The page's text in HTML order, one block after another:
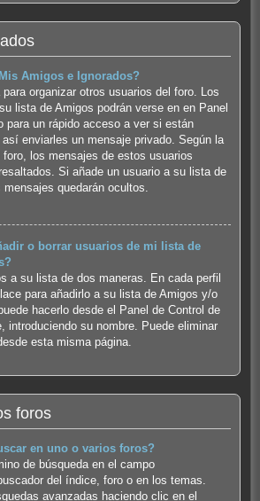
Amigos e Ignorados?
organizar otros usuarios del foro. Los
lista de Amigos podrán verse en en Panel
para un rápido acceso a ver si están
enviarles un mensaje privado. Según la
los mensajes de estos usuarios
Si añade un usuario a su lista de
quedarán ocultos.
o borrar usuarios de mi lista de
a su lista de dos maneras. En cada perfil
para añadirlo a su lista de Amigos y/o
hacerlo desde el Panel de Control de
introduciendo su nombre. Puede eliminar
esta misma página.
foros
en uno o varios foros?
de búsqueda en el campo
del índice, foro o en los temas.
avanzadas haciendo clic en el